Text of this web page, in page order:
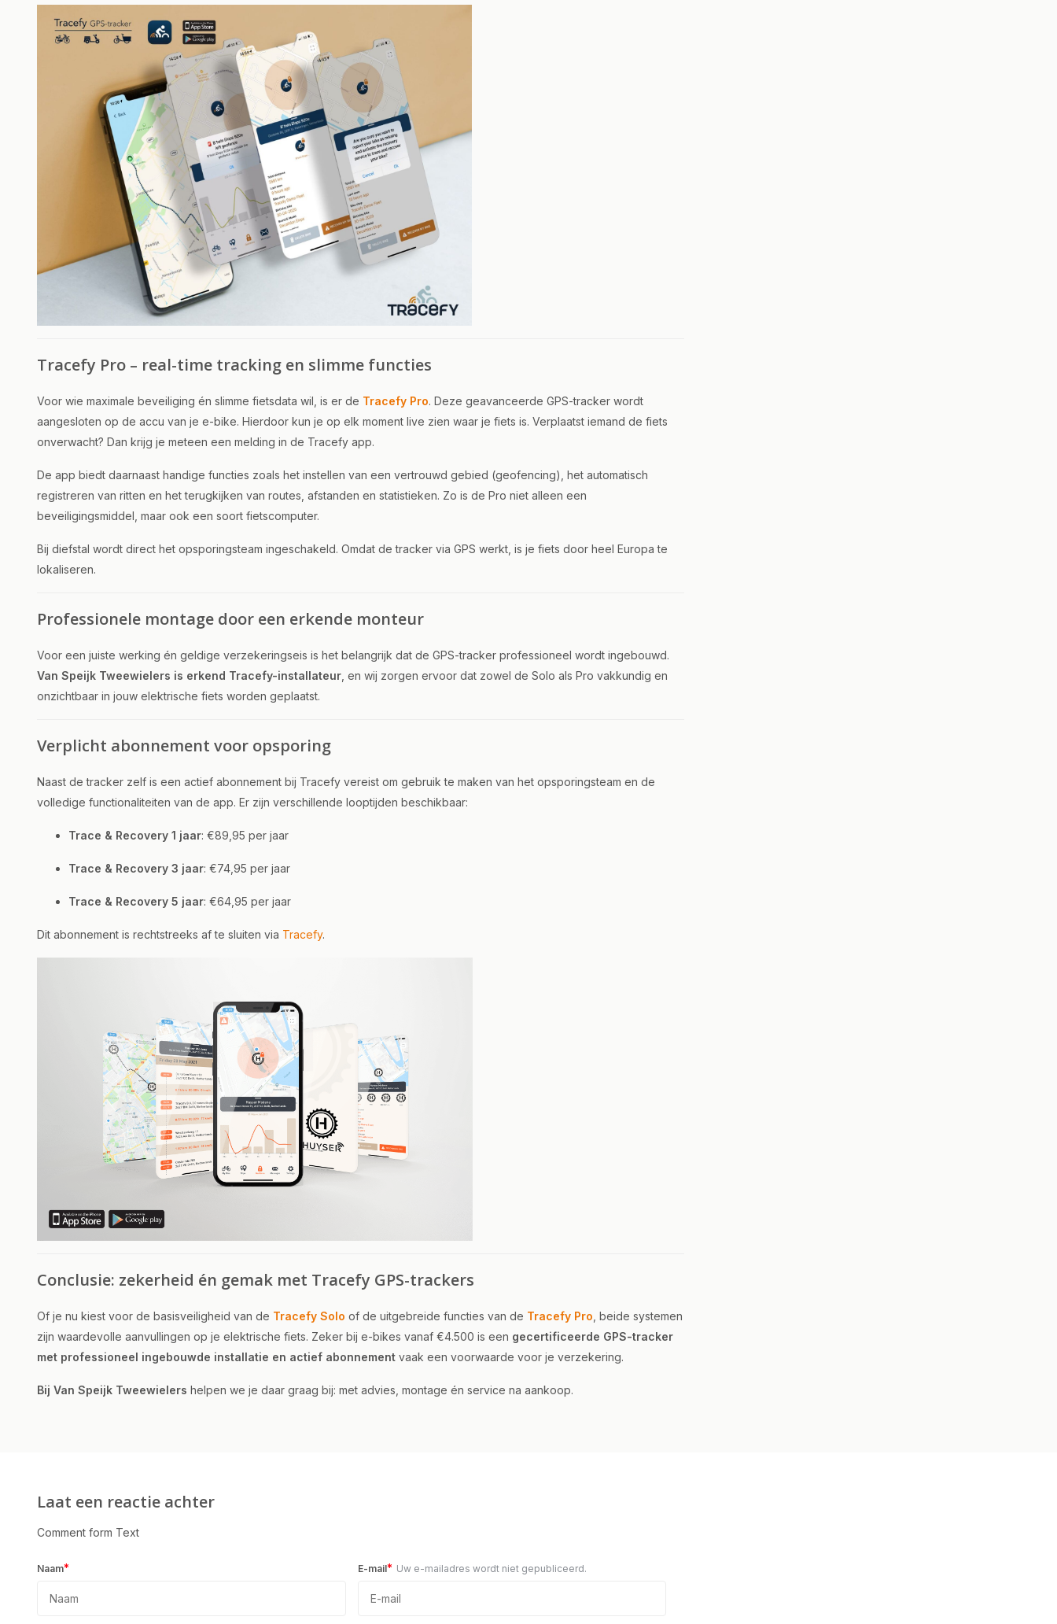
Tracefy Pro – real-time tracking en slimme functies
Voor wie maximale beveiliging én slimme fietsdata wil, is er de Tracefy Pro. Deze geavanceerde GPS-tracker wordt
aangesloten op de accu van je e-bike. Hierdoor kun je op elk moment live zien waar je fiets is. Verplaatst iemand de fiets
onverwacht? Dan krijg je meteen een melding in de Tracefy app.
De app biedt daarnaast handige functies zoals het instellen van een vertrouwd gebied (geofencing), het automatisch
registreren van ritten en het terugkijken van routes, afstanden en statistieken. Zo is de Pro niet alleen een
beveiligingsmiddel, maar ook een soort fietscomputer.
Bij diefstal wordt direct het opsporingsteam ingeschakeld. Omdat de tracker via GPS werkt, is je fiets door heel Europa te
lokaliseren.
Professionele montage door een erkende monteur
Voor een juiste werking én geldige verzekeringseis is het belangrijk dat de GPS-tracker professioneel wordt ingebouwd.
Van Speijk Tweewielers is erkend Tracefy-installateur , en wij zorgen ervoor dat zowel de Solo als Pro vakkundig en
onzichtbaar in jouw elektrische fiets worden geplaatst.
Verplicht abonnement voor opsporing
Naast de tracker zelf is een actief abonnement bij Tracefy vereist om gebruik te maken van het opsporingsteam en de
volledige functionaliteiten van de app. Er zijn verschillende looptijden beschikbaar:
Trace & Recovery 1 jaar: €89,95 per jaar
Trace & Recovery 3 jaar: €74,95 per jaar
Trace & Recovery 5 jaar: €64,95 per jaar
Dit abonnement is rechtstreeks af te sluiten via Tracefy.
Conclusie: zekerheid én gemak met Tracefy GPS-trackers
Of je nu kiest voor de basisveiligheid van de Tracefy Solo of de uitgebreide functies van de Tracefy Pro , beide systemen
zijn waardevolle aanvullingen op je elektrische fiets. Zeker bij e-bikes vanaf €4.500 is een gecertificeerde GPS-tracker
met professioneel ingebouwde installatie en actief abonnement vaak een voorwaarde voor je verzekering.
Bij Van Speijk Tweewielers helpen we je daar graag bij: met advies, montage én service na aankoop.
Laat een reactie achter
Comment form Text
Naam* E-mail* Uw e-mailadres wordt niet gepubliceerd.